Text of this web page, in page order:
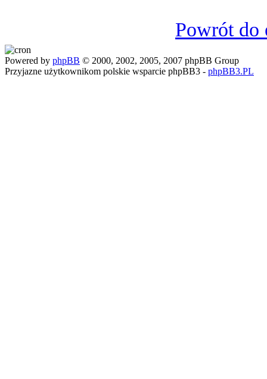
Powrót do
Powered by phpBB © 2000, 2002, 2005, 2007 phpBB Group
Przyjazne użytkownikom polskie wsparcie phpBB3 - phpBB3.PL